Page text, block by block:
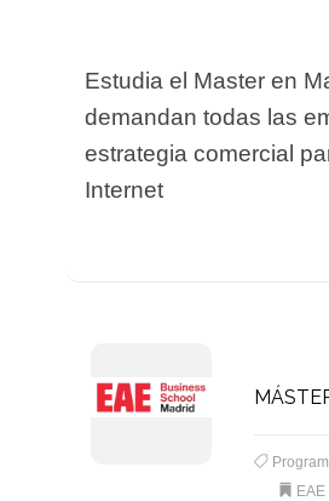
Estudia el Master en
demandan todas las
estrategia comercial
Internet